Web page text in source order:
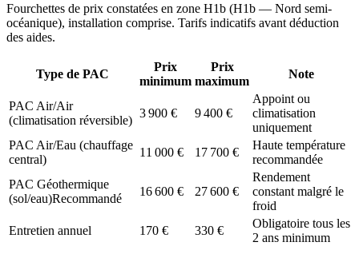
Fourchettes de prix constatées en zone H1b (H1b — Nord semi-
océanique), installation comprise. Tarifs indicatifs avant déduction
des aides.
Type de PAC
Prix
minimum
Prix
maximum
Note
PAC Air/Air
(climatisation réversible)
3 900 € 9 400 €
Appoint ou
climatisation
uniquement
PAC Air/Eau (chauffage
central)
11 000 € 17 700 €
Haute température
recommandée
PAC Géothermique
(sol/eau)Recommandé
16 600 € 27 600 €
Rendement
constant malgré le
froid
Entretien annuel
170 € 330 €
Obligatoire tous les
2 ans minimum